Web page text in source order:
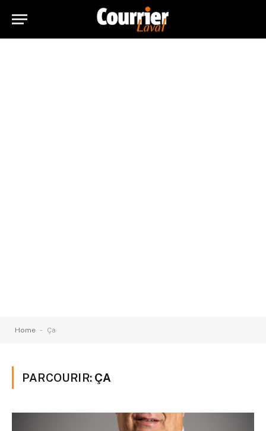
Home - Ça
PARCOURIR: ÇA